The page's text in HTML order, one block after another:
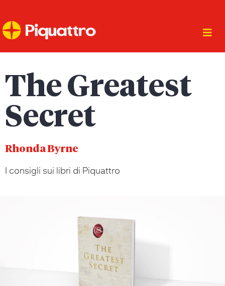
The Greatest
Secret
Rhonda Byrne
I consigli sui libri di Piquattro